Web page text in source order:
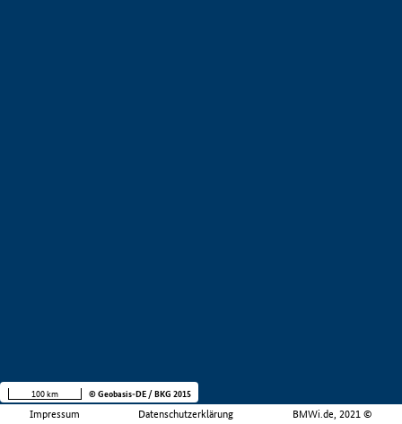
Impressum Datenschutzerklärung BMWi.de, 2021 ©
100 km © Geobasis-DE / BKG 2015